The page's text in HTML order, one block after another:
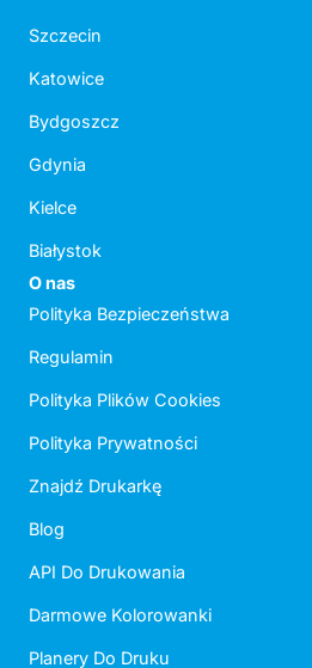
Szczecin
Katowice
Bydgoszcz
Gdynia
Kielce
Białystok
O nas
Polityka Bezpieczeństwa
Regulamin
Polityka Plików Cookies
Polityka Prywatności
Znajdź Drukarkę
Blog
API Do Drukowania
Darmowe Kolorowanki
Planery Do Druku